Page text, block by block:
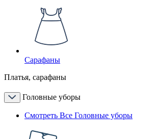
Сарафаны
Платья, сарафаны
Головные уборы
Смотреть Все Головные уборы